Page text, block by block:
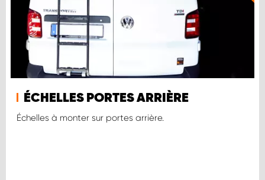
ÉCHELLES PORTES ARRIÈRE
Échelles à monter sur portes arrière.